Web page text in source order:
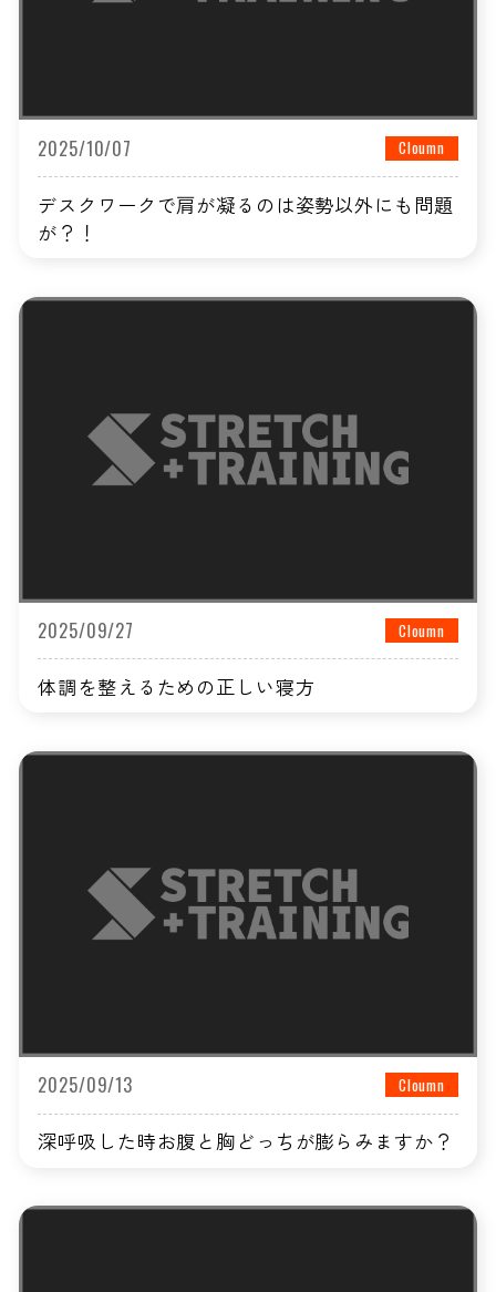
2025/10/07 Cloumn
デスクワークで肩が凝るのは姿勢以外にも問題
が？！
2025/09/27 Cloumn
体調を整えるための正しい寝方
2025/09/13 Cloumn
深呼吸した時お腹と胸どっちが膨らみますか？